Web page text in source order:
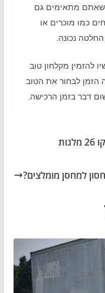
שאתם מתאימים גם
כמו מוכרים או
החלטה נכונה.
להזמין מקלחון טוב
הזמן לבחור את הטוב
דבר בזמן הרכישה.
עיריית חולון ומועדון רוטרי חולון העניקו 26 מלגות
למחסן מומלצים?